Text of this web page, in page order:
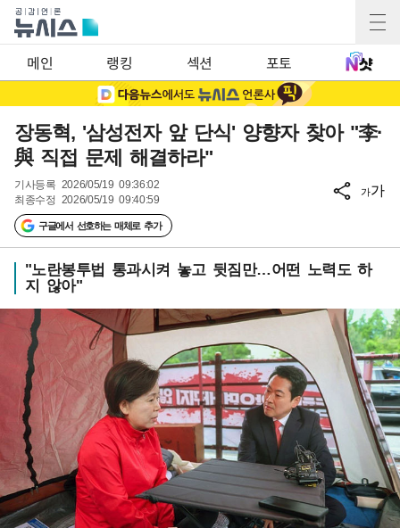
메인 랭킹 섹션 포토
장동혁, '삼성전자 앞 단식' 양향자 찾아 "李·
與 직접 문제 해결하라"
기사등록 2026/05/19 09:36:02
최종수정 2026/05/19 09:40:59
구글에서 선호하는 매체로 추가
가가
"노란봉투법 통과시켜 놓고 뒷짐만…어떤 노력도 하
지 않아"